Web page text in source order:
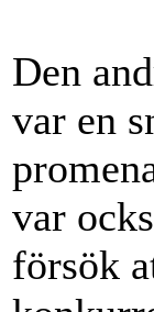
Den
var en
var
försök